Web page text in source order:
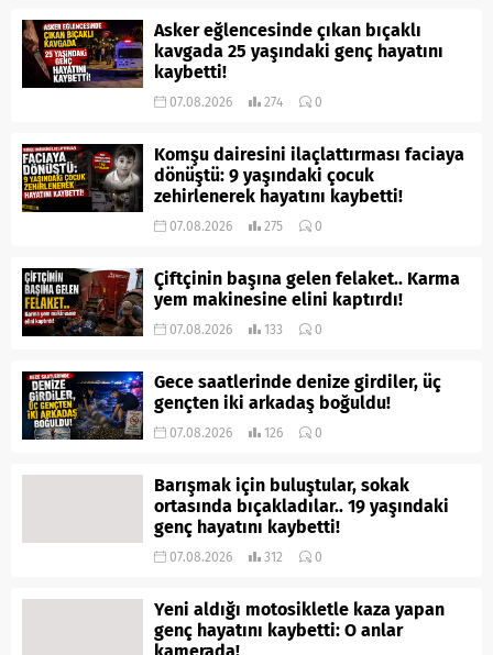
Asker eğlencesinde çıkan bıçaklı
kavgada 25 yaşındaki genç hayatını
kaybetti!
07.08.2026 274 0
Komşu dairesini ilaçlattırması faciaya
dönüştü: 9 yaşındaki çocuk
zehirlenerek hayatını kaybetti!
07.08.2026 275 0
Çiftçinin başına gelen felaket.. Karma
yem makinesine elini kaptırdı!
07.08.2026 133 0
Gece saatlerinde denize girdiler, üç
gençten iki arkadaş boğuldu!
07.08.2026 126 0
Barışmak için buluştular, sokak
ortasında bıçakladılar.. 19 yaşındaki
genç hayatını kaybetti!
07.08.2026 312 0
Yeni aldığı motosikletle kaza yapan
genç hayatını kaybetti: O anlar